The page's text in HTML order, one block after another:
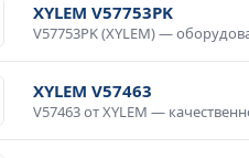
XYLEM V57753PK
XYLEM V57463